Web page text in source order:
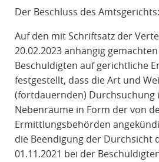
Der Beschluss des Amtsgerichts:
Auf den mit Schriftsatz der
20.02.2023 anhängig
Beschuldigten auf gerichtliche
festgestellt, dass die Art und
(fortdauernden) Durchsuchung
Nebenräume in Form der von
Ermittlungsbehörden
die Beendigung der Durchsicht
01.11.2021 bei der